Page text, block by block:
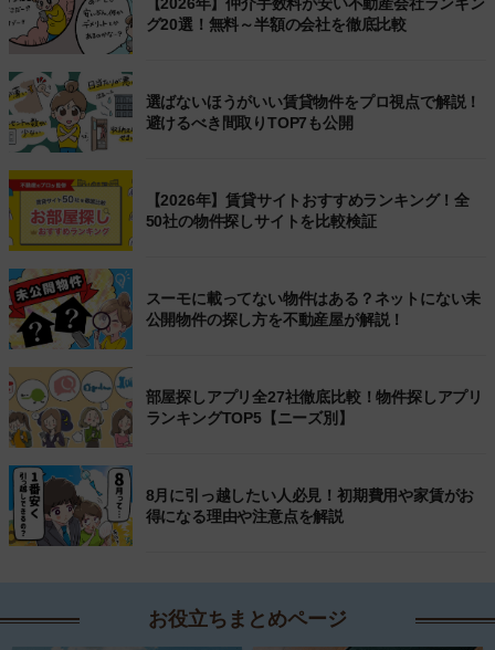
【2026年】仲介手数料が安い不動産会社ランキン
グ20選！無料～半額の会社を徹底比較
選ばないほうがいい賃貸物件をプロ視点で解説！
避けるべき間取りTOP7も公開
【2026年】賃貸サイトおすすめランキング！全
50社の物件探しサイトを比較検証
スーモに載ってない物件はある？ネットにない未
公開物件の探し方を不動産屋が解説！
部屋探しアプリ全27社徹底比較！物件探しアプリ
ランキングTOP5【ニーズ別】
8月に引っ越したい人必見！初期費用や家賃がお
得になる理由や注意点を解説
お役立ちまとめページ